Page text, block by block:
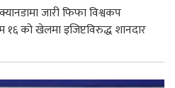
जारी फिफा विश्वकप
को खेलमा इजिप्टविरुद्ध शानदार